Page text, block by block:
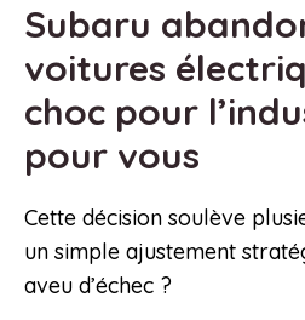
Subaru
voitures
choc pour
pour vous
Cette décision soulève
un simple ajustement
aveu d’échec ?